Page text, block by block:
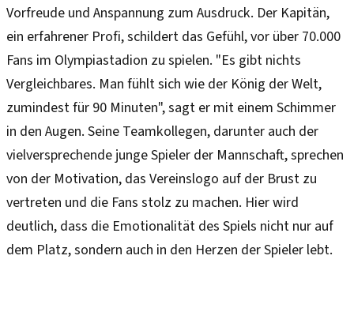
Vorfreude und Anspannung zum Ausdruck. Der Kapitän,
ein erfahrener Profi, schildert das Gefühl, vor über 70.000
Fans im Olympiastadion zu spielen. "Es gibt nichts
Vergleichbares. Man fühlt sich wie der König der Welt,
zumindest für 90 Minuten", sagt er mit einem Schimmer
in den Augen. Seine Teamkollegen, darunter auch der
vielversprechende junge Spieler der Mannschaft, sprechen
von der Motivation, das Vereinslogo auf der Brust zu
vertreten und die Fans stolz zu machen. Hier wird
deutlich, dass die Emotionalität des Spiels nicht nur auf
dem Platz, sondern auch in den Herzen der Spieler lebt.